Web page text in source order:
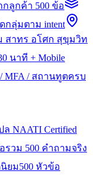
ลูกค้า 500 ข้อ
กลุ่มตาม intent
สาทร อโศก สุขุมวิท
นาที + Mobile
/ MFA / สถานทูตครบ
ล NAATI Certified
รวม 500 คำถามจริง
ยม500 หัวข้อ